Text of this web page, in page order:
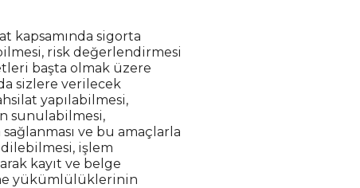
kapsamında sigorta
risk değerlendirmesi
başta olmak üzere
sizlere verilecek
yapılabilmesi,
sunulabilmesi,
ve bu amaçlarla
işlem
kayıt ve belge
yükümlülüklerinin